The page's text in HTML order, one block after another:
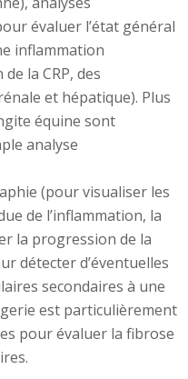
évaluer l’état général
inflammation
la CRP, des
et hépatique). Plus
équine sont
analyse
(pour visualiser les
de l’inflammation, la
la progression de la
détecter d’éventuelles
secondaires à une
est particulièrement
pour évaluer la fibrose